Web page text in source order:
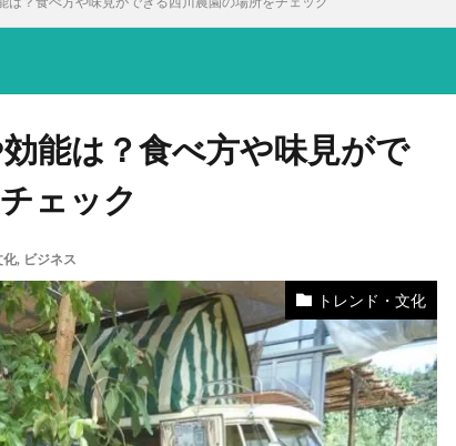
能は？食べ方や味見がで
ェック
化, ビジネス
トレンド・文化